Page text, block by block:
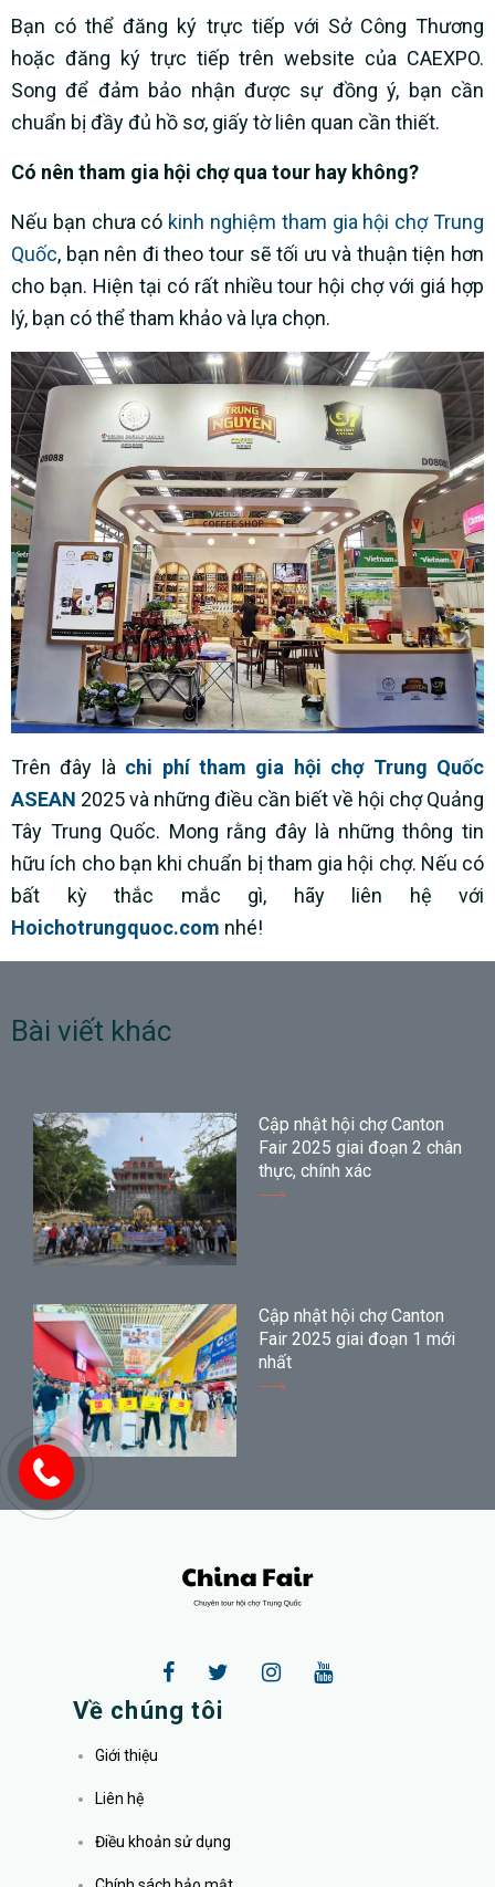
Bạn có thể đăng ký trực tiếp với Sở Công Thương
hoặc đăng ký trực tiếp trên website của CAEXPO.
Song để đảm bảo nhận được sự đồng ý, bạn cần
chuẩn bị đầy đủ hồ sơ, giấy tờ liên quan cần thiết.
Có nên tham gia hội chợ qua tour hay không?
Nếu bạn chưa có kinh nghiệm tham gia hội chợ Trung
Quốc, bạn nên đi theo tour sẽ tối ưu và thuận tiện hơn
cho bạn. Hiện tại có rất nhiều tour hội chợ với giá hợp
lý, bạn có thể tham khảo và lựa chọn.
Trên đây là chi phí tham gia hội chợ Trung Quốc
ASEAN 2025 và những điều cần biết về hội chợ Quảng
Tây Trung Quốc. Mong rằng đây là những thông tin
hữu ích cho bạn khi chuẩn bị tham gia hội chợ. Nếu có
bất kỳ thắc mắc gì, hãy liên hệ với
Hoichotrungquoc.com nhé!
Bài viết khác
Cập nhật hội chợ Canton
Fair 2025 giai đoạn 2 chân
thực, chính xác
Cập nhật hội chợ Canton
Fair 2025 giai đoạn 1 mới
nhất
Về chúng tôi
Giới thiệu
Liên hệ
Điều khoản sử dụng